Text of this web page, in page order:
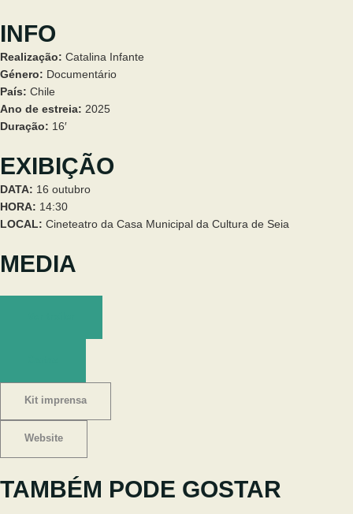
INFO
Realização: Catalina Infante
Género: Documentário
País: Chile
Ano de estreia: 2025
Duração: 16′
EXIBIÇÃO
DATA: 16 outubro
HORA: 14:30
LOCAL: Cineteatro da Casa Municipal da Cultura de Seia
MEDIA
Kit imprensa
Website
TAMBÉM PODE GOSTAR